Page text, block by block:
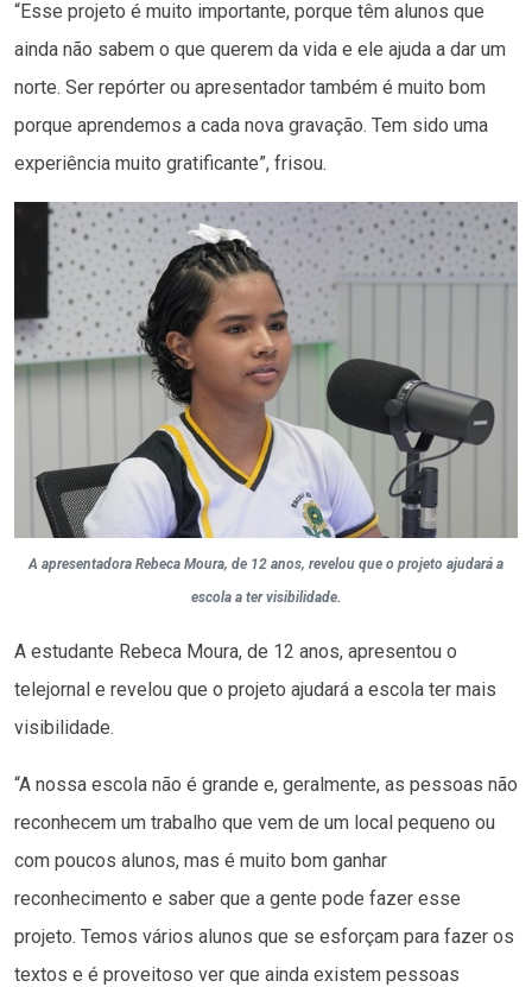
“Esse projeto é muito importante, porque têm alunos que
ainda não sabem o que querem da vida e ele ajuda a dar um
norte. Ser repórter ou apresentador também é muito bom
porque aprendemos a cada nova gravação. Tem sido uma
experiência muito gratificante”, frisou.
A apresentadora Rebeca Moura, de 12 anos, revelou que o projeto ajudará a
escola a ter visibilidade.
A estudante Rebeca Moura, de 12 anos, apresentou o
telejornal e revelou que o projeto ajudará a escola ter mais
visibilidade.
“A nossa escola não é grande e, geralmente, as pessoas não
reconhecem um trabalho que vem de um local pequeno ou
com poucos alunos, mas é muito bom ganhar
reconhecimento e saber que a gente pode fazer esse
projeto. Temos vários alunos que se esforçam para fazer os
textos e é proveitoso ver que ainda existem pessoas